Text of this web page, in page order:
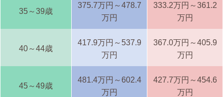
35～39歳
375.7万円～478.7
万円
333.2万円～361.2
万円
40～44歳
417.9万円～537.9
万円
367.0万円～405.9
万円
45～49歳
481.4万円～602.4
万円
427.7万円～454.6
万円